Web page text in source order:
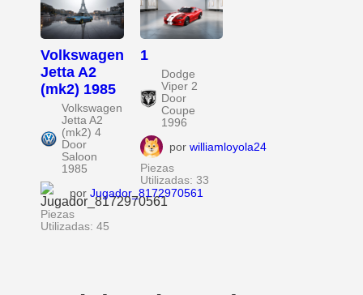
Volkswagen
Jetta A2
(mk2) 1985
Volkswagen
Jetta A2
(mk2) 4
Door
Saloon
1985
por Jugador_8172970561
Piezas
Utilizadas: 45
1
Dodge
Viper 2
Door
Coupe
1996
por williamloyola24
Piezas
Utilizadas: 33